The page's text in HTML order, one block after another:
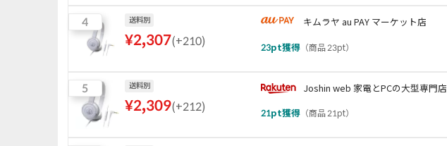
4 送料別
¥2,307(+210)
キムラヤ au PAY マーケット店
23pt獲得 （商品 23pt）
5 送料別
¥2,309(+212)
Joshin web 家電とPCの大型専門店
21pt獲得 （商品 21pt）